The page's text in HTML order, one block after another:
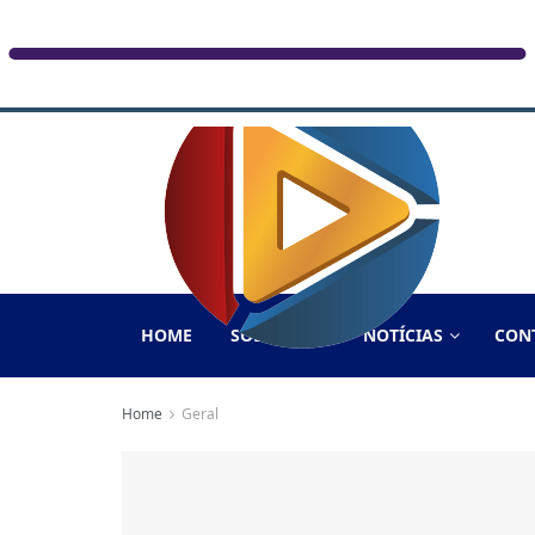
HOME SOBRE NÓS NOTÍCIAS
Home Geral